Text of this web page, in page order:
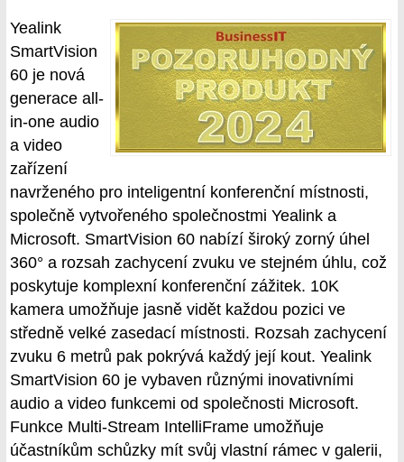
Yealink
SmartVision
60 je nová
generace all-
in-one audio
a video
zařízení
navrženého pro inteligentní konferenční místnosti,
společně vytvořeného společnostmi Yealink a
Microsoft. SmartVision 60 nabízí široký zorný úhel
360° a rozsah zachycení zvuku ve stejném úhlu, což
poskytuje komplexní konferenční zážitek. 10K
kamera umožňuje jasně vidět každou pozici ve
středně velké zasedací místnosti. Rozsah zachycení
zvuku 6 metrů pak pokrývá každý její kout. Yealink
SmartVision 60 je vybaven různými inovativními
audio a video funkcemi od společnosti Microsoft.
Funkce Multi-Stream IntelliFrame umožňuje
účastníkům schůzky mít svůj vlastní rámec v galerii,